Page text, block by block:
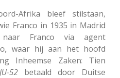
Afrika bleef stilstaan,
Franco in 1935 in Madrid
naar Franco via agent
waar hij aan het hoofd
Inheemse Zaken: Tien
JU-52
betaald door Duitse